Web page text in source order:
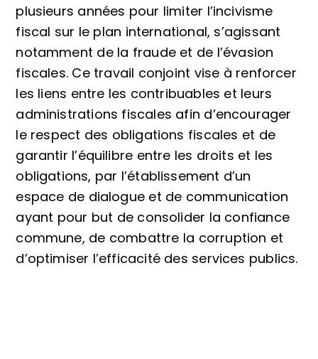
plusieurs années pour limiter l’incivisme
fiscal sur le plan international, s’agissant
notamment de la fraude et de l’évasion
fiscales. Ce travail conjoint vise à renforcer
les liens entre les contribuables et leurs
administrations fiscales afin d’encourager
le respect des obligations fiscales et de
garantir l’équilibre entre les droits et les
obligations, par l’établissement d’un
espace de dialogue et de communication
ayant pour but de consolider la confiance
commune, de combattre la corruption et
d’optimiser l’efficacité des services publics.